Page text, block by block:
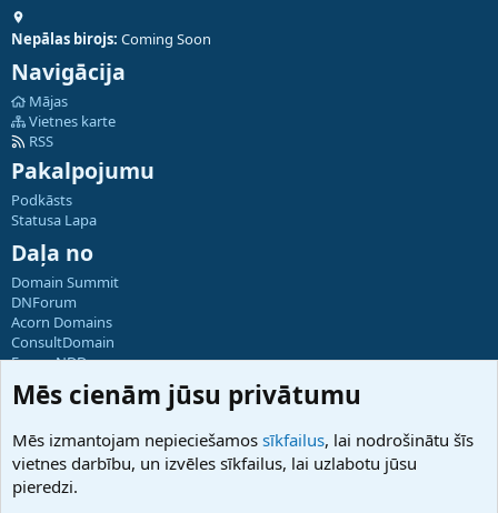
Nepālas birojs: Coming Soon
Navigācija
Mājas
Vietnes karte
RSS
Pakalpojumu
Podkāsts
Statusa Lapa
Daļa no
Domain Summit
DNForum
Acorn Domains
ConsultDomain
ForumNDD
Domainforum.ro
27.be
Hostmaria
Atbalsts
Mēs cienām jūsu privātumu
Mēs izmantojam nepieciešamos sīkfailus, lai nodrošinātu šīs
vietnes darbību, un izvēles sīkfailus, lai uzlabotu jūsu
pieredzi.